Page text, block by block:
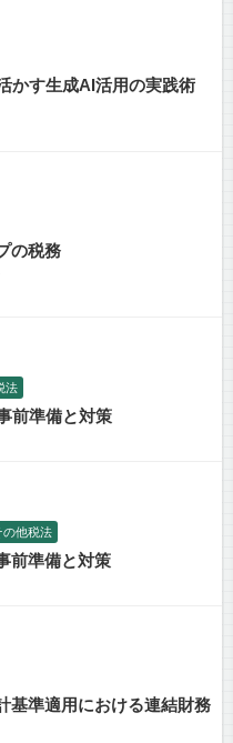
かす生成AI活用の実践術
の税務
法
前準備と対策
の他税法
前準備と対策
基準適用における連結財務